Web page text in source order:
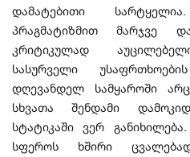
დამატებითი
პრაგმატიზმით მარჯვე
კრიტიკულად
სასურველი
დღევანდელ სამყაროში
სხვათა შენდამი
სტატიკაში ვერ
სფეროს ხშირი